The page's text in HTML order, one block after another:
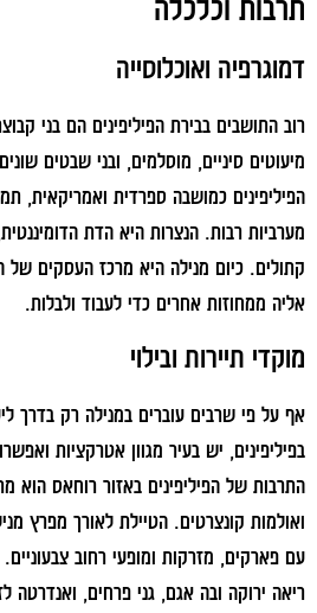
תרבות וכלכלה
דמוגרפיה ואוכלוסייה
רוב התושבים בבירת הפיליפינים הם בני
מיעוטים סיניים, מוסלמים, ובני שבטים
הפיליפינים כמושבה ספרדית ואמריקאית,
מערביות רבות. הנצרות היא הדת
קתולים. כיום מנילה היא מרכז העסקים של
אליה ממחוזות אחרים כדי לעבוד ולבלות.
מוקדי תיירות ובילוי
אף על פי שרבים עוברים במנילה רק בדרך
בפיליפינים, יש בעיר מגוון אטרקציות
התרבות של הפיליפינים באזור רוחאס הוא
ואולמות קונצרטים. הטיילת לאורך מפרץ
עם פארקים, מזרקות ומופעי רחוב
ריאה ירוקה ובה אגם, גני פרחים, ואנדרטה